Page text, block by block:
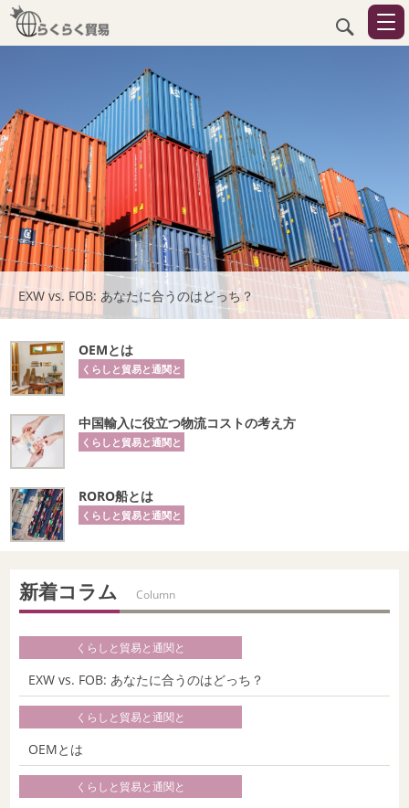
EXW vs. FOB: あなたに合うのはどっち？
OEMとは
くらしと貿易と通関と
中国輸入に役立つ物流コストの考え方
くらしと貿易と通関と
RORO船とは
くらしと貿易と通関と
新着コラム Column
くらしと貿易と通関と
EXW vs. FOB: あなたに合うのはどっち？
くらしと貿易と通関と
OEMとは
くらしと貿易と通関と